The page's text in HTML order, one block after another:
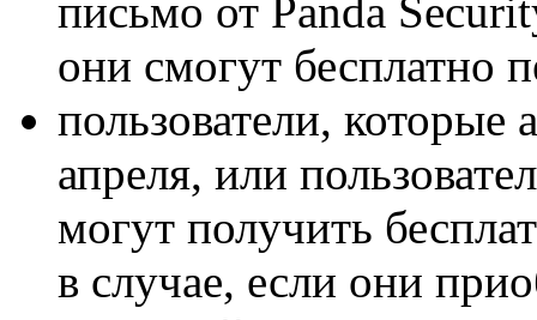
письмо от Panda
они смогут бесплатно
пользователи, которые
апреля, или
могут получить
в случае, если они